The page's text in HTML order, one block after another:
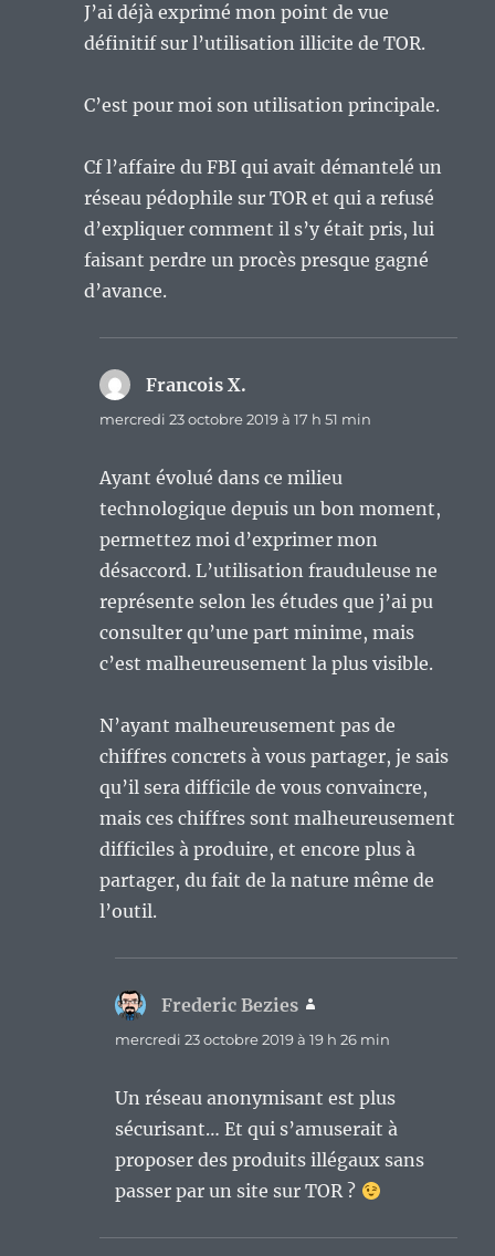
J’ai déjà exprimé mon point de vue
définitif sur l’utilisation illicite de TOR.
C’est pour moi son utilisation principale.
Cf l’affaire du FBI qui avait démantelé un
réseau pédophile sur TOR et qui a refusé
d’expliquer comment il s’y était pris, lui
faisant perdre un procès presque gagné
d’avance.
Francois X.
mercredi 23 octobre 2019 à 17 h 51 min
Ayant évolué dans ce milieu
technologique depuis un bon moment,
permettez moi d’exprimer mon
désaccord. L’utilisation frauduleuse ne
représente selon les études que j’ai pu
consulter qu’une part minime, mais
c’est malheureusement la plus visible.
N’ayant malheureusement pas de
chiffres concrets à vous partager, je sais
qu’il sera difficile de vous convaincre,
mais ces chiffres sont malheureusement
difficiles à produire, et encore plus à
partager, du fait de la nature même de
l’outil.
Frederic Bezies
mercredi 23 octobre 2019 à 19 h 26 min
Un réseau anonymisant est plus
sécurisant… Et qui s’amuserait à
proposer des produits illégaux sans
passer par un site sur TOR ?